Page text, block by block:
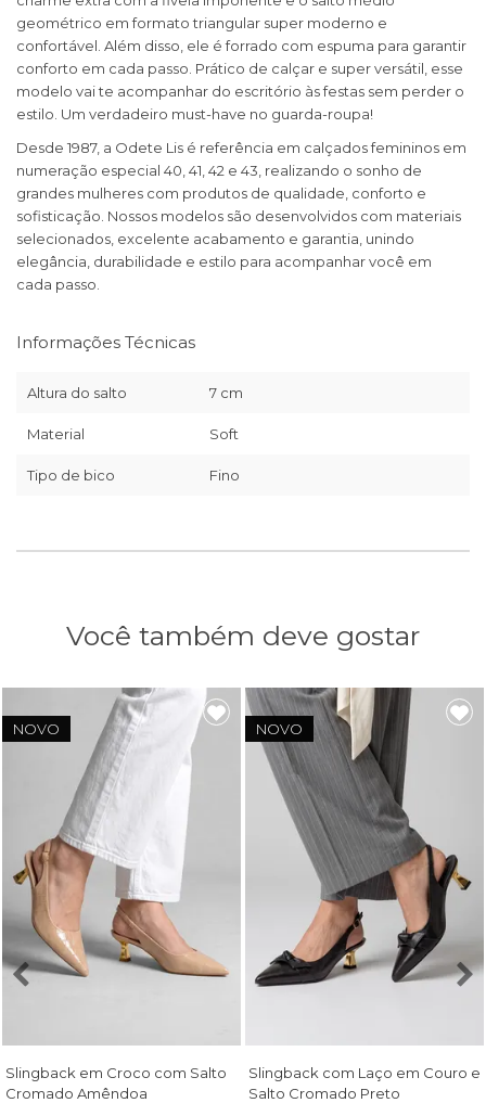
geométrico em formato triangular super moderno e
confortável. Além disso, ele é forrado com espuma para garantir
conforto em cada passo. Prático de calçar e super versátil, esse
modelo vai te acompanhar do escritório às festas sem perder o
estilo. Um verdadeiro must-have no guarda-roupa!
Desde 1987, a Odete Lis é referência em calçados femininos em
numeração especial 40, 41, 42 e 43, realizando o sonho de
grandes mulheres com produtos de qualidade, conforto e
sofisticação. Nossos modelos são desenvolvidos com materiais
selecionados, excelente acabamento e garantia, unindo
elegância, durabilidade e estilo para acompanhar você em
cada passo.
Informações Técnicas
Altura do salto 7 cm
Material Soft
Tipo de bico Fino
Você também deve gostar
NOVO
Slingback em Croco com Salto
Cromado Amêndoa
NOVO
Slingback com Laço em Couro e
Salto Cromado Preto